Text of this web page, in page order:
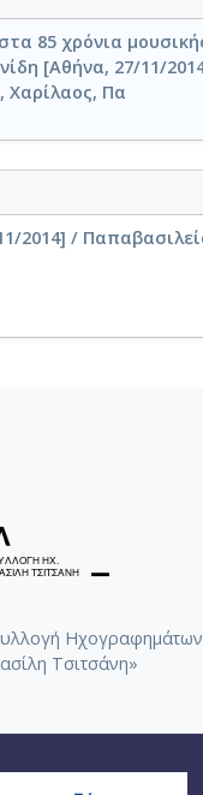
85 χρόνια
[Αθήνα, 27/11/
Χαρίλαος, Πα
2014] /
Ηχογραφημάτων
Τσιτσάνη»